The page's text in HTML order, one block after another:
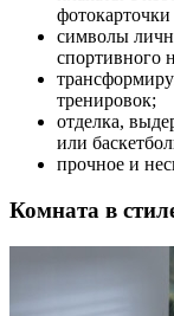
символы
спортивного
тренировок;
отделка,
или
прочное и
Комната в